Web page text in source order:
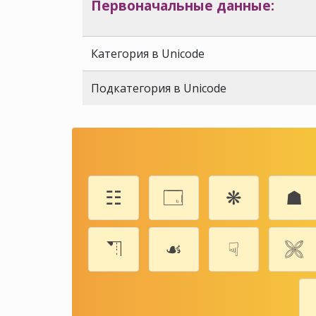
Первоначальные данные:
Категория в Unicode
Подкатегория в Unicode
☷ 🗔 ❋
☗
⛠
☙ ☟
🙨